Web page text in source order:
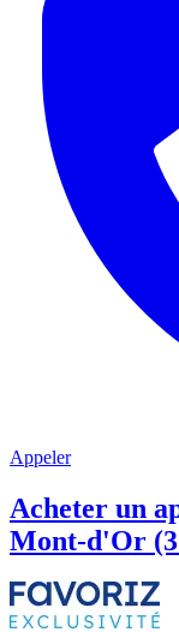
Appeler
Acheter un
Mont-d'Or (3